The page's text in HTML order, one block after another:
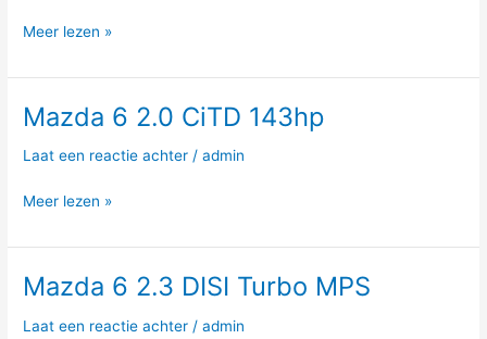
G
Meer lezen »
Mazda 6 2.0 CiTD 143hp
Laat een reactie achter /admin
Mazda
2.0
143hp
Meer lezen »
Mazda 6 2.3 DISI Turbo MPS
Laat een reactie achter /admin
Mazda
2.3